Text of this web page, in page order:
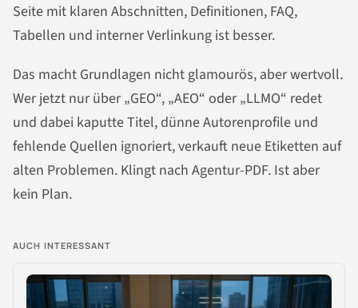
Seite mit klaren Abschnitten, Definitionen, FAQ,
Tabellen und interner Verlinkung ist besser.
Das macht Grundlagen nicht glamourös, aber wertvoll.
Wer jetzt nur über „GEO“, „AEO“ oder „LLMO“ redet
und dabei kaputte Titel, dünne Autorenprofile und
fehlende Quellen ignoriert, verkauft neue Etiketten auf
alten Problemen. Klingt nach Agentur-PDF. Ist aber
kein Plan.
AUCH INTERESSANT